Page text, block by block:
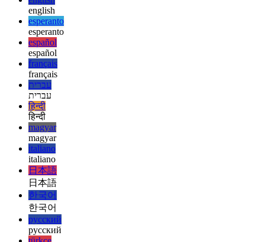
ελληνικά
ελληνικά
english
english
esperanto
esperanto
español
español
français
français
עברית
עברית
हिन्दी
हिन्दी
magyar
magyar
italiano
italiano
日本語
日本語
한국어
한국어